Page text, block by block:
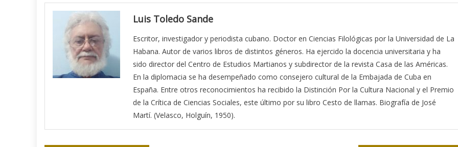
Luis Toledo Sande
Escritor, investigador y periodista cubano. Doctor en Ciencias Filológicas por la Universidad de La
Habana. Autor de varios libros de distintos géneros. Ha ejercido la docencia universitaria y ha
sido director del Centro de Estudios Martianos y subdirector de la revista Casa de las Américas.
En la diplomacia se ha desempeñado como consejero cultural de la Embajada de Cuba en
España. Entre otros reconocimientos ha recibido la Distinción Por la Cultura Nacional y el Premio
de la Crítica de Ciencias Sociales, este último por su libro Cesto de llamas. Biografía de José
Martí. (Velasco, Holguín, 1950).